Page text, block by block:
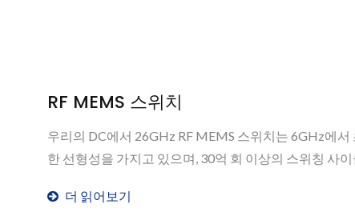
RF MEMS 스위치
우리의 DC에서 26GHz RF MEMS 스위치는 6GHz에
한 선형성을 가지고 있으며, 30억 회 이상의 스위칭 사
더 읽어보기